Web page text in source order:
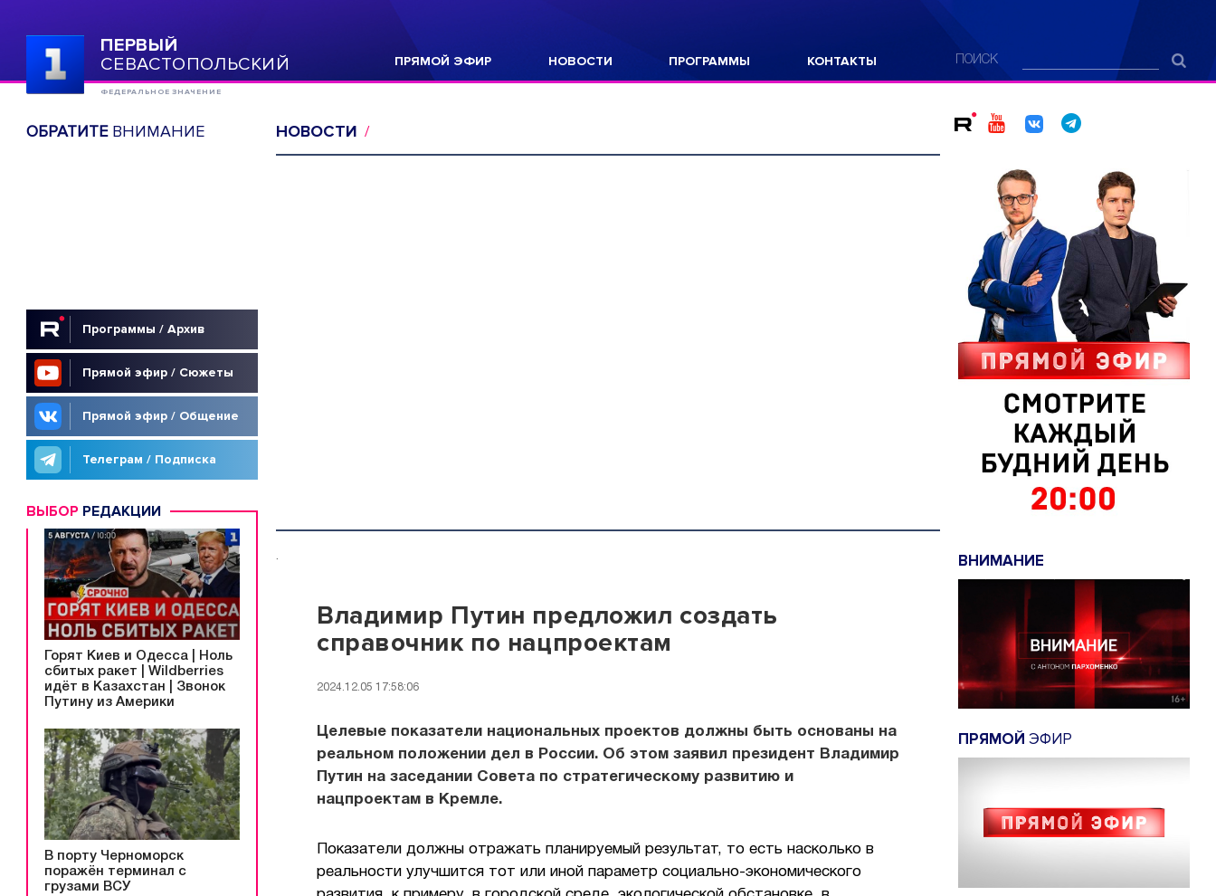
ПЕРВЫЙ
СЕВАСТОПОЛЬСКИЙ
ФЕДЕРАЛЬНОЕ ЗНАЧЕНИЕ
ПРЯМОЙ ЭФИР НОВОСТИ ПРОГРАММЫ КОНТАКТЫ ПОИСК
ОБРАТИТЕВНИМАНИЕ
Программы / Архив
Прямой эфир / Сюжеты
Прямой эфир / Общение
Телеграм / Подписка
ВЫБОР РЕДАКЦИИ
Горят Киев и Одесса | Ноль
сбитых ракет | Wildberries
идёт в Казахстан | Звонок
Путину из Америки
В порту Черноморск
поражён терминал с
грузами ВСУ
НОВОСТИ
.
Владимир Путин предложил создать
справочник по нацпроектам
2024.12.05 17:58:06
Целевые показатели национальных проектов должны быть основаны на
реальном положении дел в России. Об этом заявил президент Владимир
Путин на заседании Совета по стратегическому развитию и
нацпроектам в Кремле.
Показатели должны отражать планируемый результат, то есть насколько в
реальности улучшится тот или иной параметр социально-экономического
ВНИМАНИЕ
ПРЯМОЙ ЭФИР